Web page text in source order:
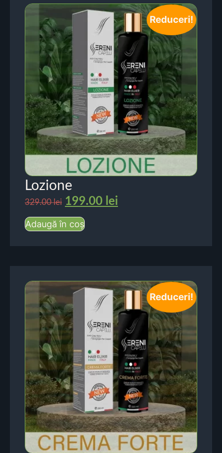
Reduceri!
Lozione
329.00lei 199.00 lei
Adaugă în coș
Reduceri!